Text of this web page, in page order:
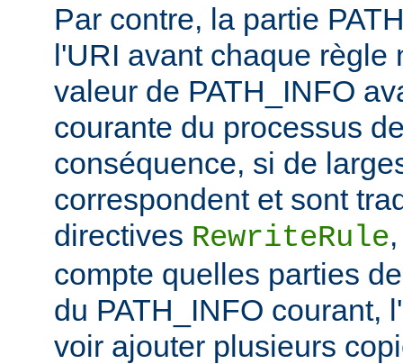
Par contre, la partie
l'URI avant chaque règle
valeur de PATH_INFO
courante du processus
conséquence, si de
correspondent et sont
directives RewriteRule
compte quelles parties
du PATH_INFO courant,
voir ajouter plusieurs